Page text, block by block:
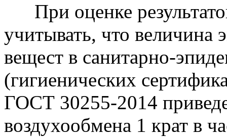
При оценке
учитывать, что величина
вещест в санитарно-
(гигиенических
ГОСТ 30255-2014
воздухообмена 1 крат в